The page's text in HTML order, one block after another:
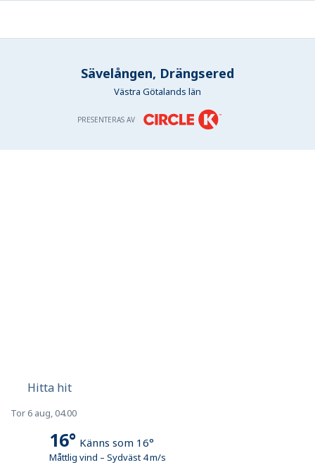
Sävelången, Drängsered
Västra Götalands län
PRESENTERAS AV
Hitta hit
Tor 6 aug, 04.00
16° Känns som 16°
Måttlig vind – Sydväst 4m/s